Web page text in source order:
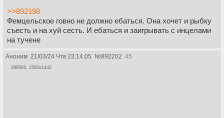
>>892198
Фемцельское говно не должно ебаться. Она хочет и рыбку
съесть и на хуй сесть. И ебаться и заигрывать с инцелами
на тучене
Аноним 21/03/24 Чтв 23:14:05 №892202 45
2995Кб, 2560x1440